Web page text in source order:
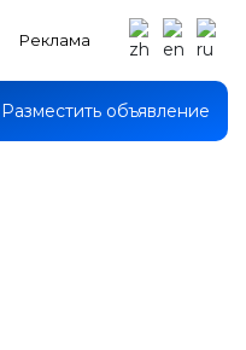
Реклама
Разместить объявление